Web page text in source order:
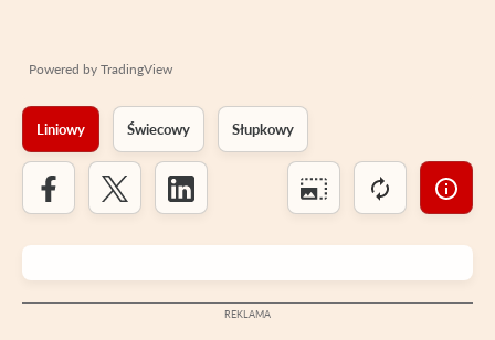
Powered by TradingView
Liniowy Świecowy Słupkowy